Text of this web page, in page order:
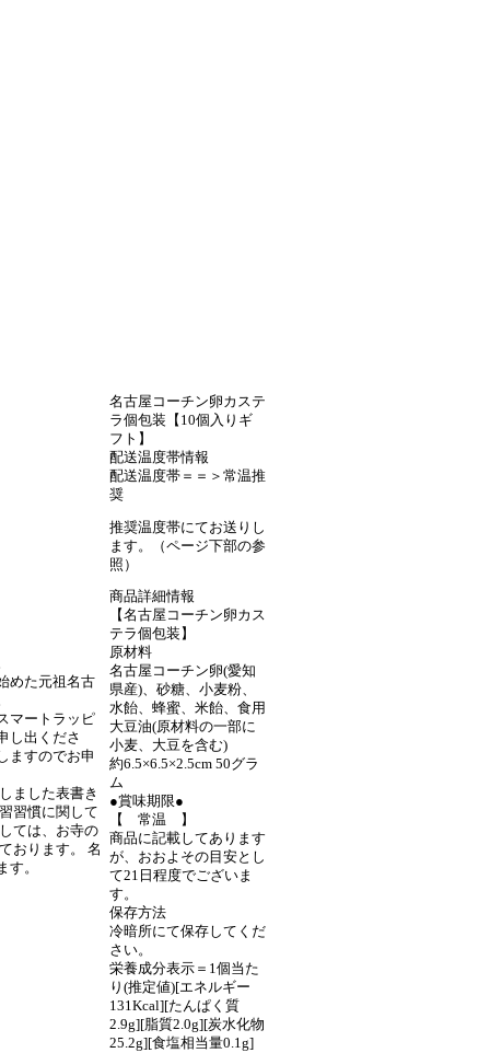
めた元祖名古
マートラッピ
し出くださ
ますのでお申
ました表書き
習慣に関して
ては、お寺の
おります。 名
。
名古屋コーチン卵カステ
ラ個包装【10個入りギ
フト】
配送温度帯情報
配送温度帯＝＝＞常温推
奨
推奨温度帯にてお送りし
ます。（ページ下部の参
照）
商品詳細情報
【名古屋コーチン卵カス
テラ個包装】
原材料
名古屋コーチン卵(愛知
県産)、砂糖、小麦粉、
水飴、蜂蜜、米飴、食用
大豆油(原材料の一部に
小麦、大豆を含む)
約6.5×6.5×2.5cm 50グラ
ム
●賞味期限●
【 常温 】
商品に記載してあります
が、おおよその目安とし
て21日程度でございま
す。
保存方法
冷暗所にて保存してくだ
さい。
栄養成分表示＝1個当た
り(推定値)[エネルギー
131Kcal][たんぱく質
2.9g][脂質2.0g][炭水化物
25.2g][食塩相当量0.1g]